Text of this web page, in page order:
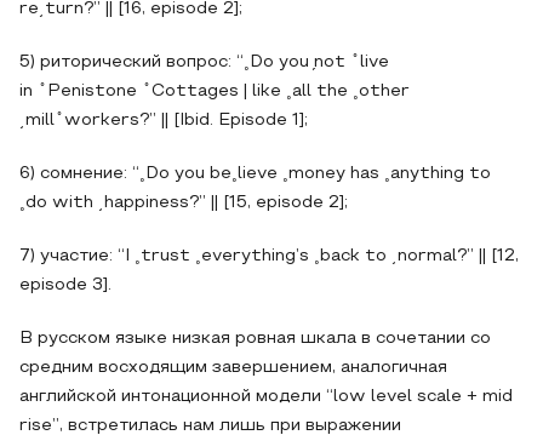
re͵turn?” || [16, episode 2];
5) риторический вопрос: “˳Do you ̗not ̊ live
in
̊ Penistone ̊ Cottages | like ˳all the ˳other
͵mill̊ workers?” || [Ibid. Episode 1];
6) сомнение: “˳Do you be˳lieve ˳money has ˳anything to
˳do with ͵happiness?” || [15, episode 2];
7) участие: “I ˳trust ˳everything’s ˳back to ͵normal?” || [12,
episode 3].
В русском языке низкая ровная шкала в сочетании со
средним восходящим завершением, аналогичная
английской интонационной модели “low level scale + mid
rise”, встретилась нам лишь при выражении